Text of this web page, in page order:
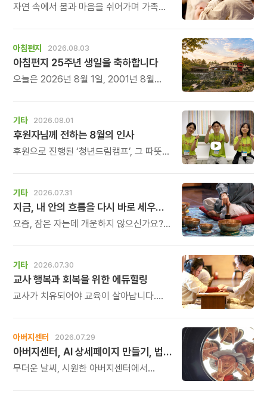
자연 속에서 몸과 마음을 쉬어가며 가족의
아침편지 2026.08.03
아침편지 25주년 생일을 축하합니다
오늘은 2026년 8월 1일, 2001년 8월
기타 2026.08.01
후원자님께 전하는 8월의 인사
후원으로 진행된 ‘청년드림캠프’, 그 따뜻한
기타 2026.07.31
지금, 내 안의 흐름을 다시 바로 세우고 싶다면
요즘, 잠은 자는데 개운하지 않으신가요?
쉬어도 회복되지 않는 건 몸이 아니라
‘에너지의 흐름’이 흐트러졌기 때문입니다.
기타 2026.07.30
교사 행복과 회복을 위한 에듀힐링
교사가 치유되어야 교육이 살아납니다.
교육의 중심에 있는 나 자신을 돌보고
회복하는 시간입니다. 누군가를 가르치기
위해 애써온 시간만큼, 이제는 자신을 위한
쉼과 치유의 시간을 선물해 보시기
아버지센터 2026.07.29
아버지센터, AI 상세페이지 만들기, 법인사용설명서, 사진 일일특강, 숏츠 만들기 등 8월 프로그램 신청하세요
무더운 날씨, 시원한 아버지센터에서